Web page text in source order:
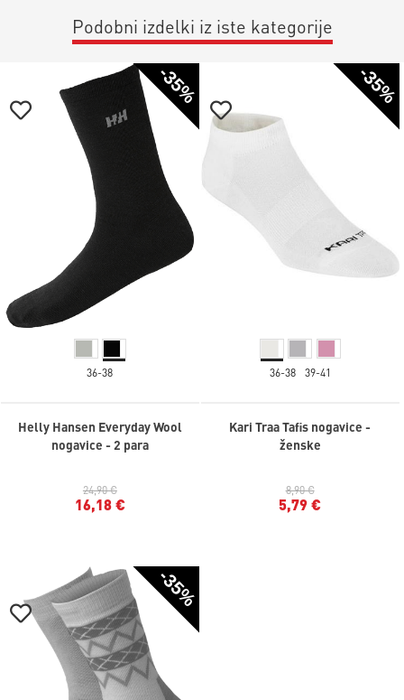
Podobni izdelki iz iste kategorije
-35%
36-38
Helly Hansen Everyday Wool
nogavice - 2 para
24,90 €
16,18 €
-35%
36-38 39-41
Kari Traa Tafis nogavice -
ženske
8,90 €
5,79 €
-35%